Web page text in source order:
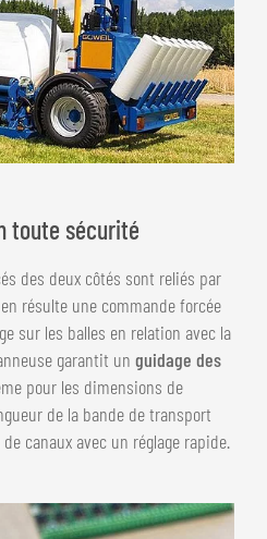
toute sécurité
des deux côtés sont reliés par
résulte une commande forcée
sur les balles en relation avec la
garantit un guidage des
pour les dimensions de
de la bande de transport
canaux avec un réglage rapide.